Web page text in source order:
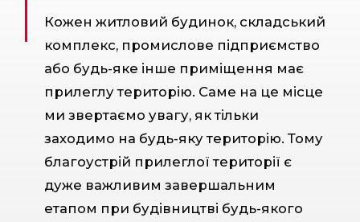
Кожен житловий будинок, складський
комплекс, промислове підприємство
або будь-яке інше приміщення має
прилеглу територію. Саме на це місце
ми звертаємо увагу, як тільки
заходимо на будь-яку територію. Тому
благоустрій прилеглої території є
дуже важливим завершальним
етапом при будівництві будь-якого